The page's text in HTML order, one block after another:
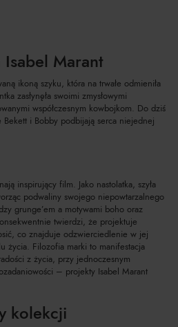
Marant
ikoną szyku, która na trwałe odmieniła
zasłynęła swoimi zmysłowymi
współczesnym kowbojkom. Do dziś
Bekett i Bobby podbijają serca niejednej
inspirujący film. Jako nastolatka, szyła
podwaliny swojego niepowtarzalnego
grunge’em a motywami boho oraz
twierdzi, że projektuje
co znajduje odzwierciedlenie w jej
życia. Filozofia marki to manifestacja
z życia, przy jednoczesnym
– projekty Isabel Marant
kolekcji